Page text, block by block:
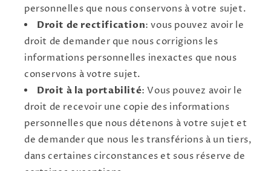
personnelles que nous conservons à votre sujet.
Droit de rectification: vous pouvez avoir le
droit de demander que nous corrigions les
informations personnelles inexactes que nous
conservons à votre sujet.
Droit à la portabilité: Vous pouvez avoir le
droit de recevoir une copie des informations
personnelles que nous détenons à votre sujet et
de demander que nous les transférions à un tiers,
dans certaines circonstances et sous réserve de